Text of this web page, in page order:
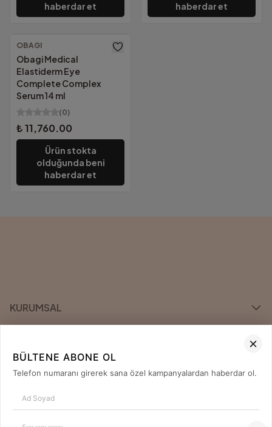
haberdar et
haberdar et
Ücretsiz Kargo
OBAGI
Obagi Medical
Elastiderm Eye
Complete Complex
Serum 14 ml
(0)
₺ 11,760.00
Ürün stokta
olduğunda beni
haberdar et
KURUMSAL
ÖNE ÇIKAN MARKALAR
0850 420 04 80
BÜLTENE ABONE OL
Telefon numaranı girerek sana özel kampanyalardan haberdar ol.